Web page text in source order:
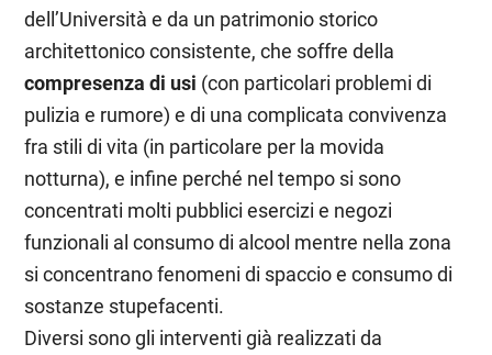
dell’Università e da un patrimonio storico
architettonico consistente, che soffre della
compresenza di usi (con particolari problemi di
pulizia e rumore) e di una complicata convivenza
fra stili di vita (in particolare per la movida
notturna), e infine perché nel tempo si sono
concentrati molti pubblici esercizi e negozi
funzionali al consumo di alcool mentre nella zona
si concentrano fenomeni di spaccio e consumo di
sostanze stupefacenti.
Diversi sono gli interventi già realizzati da